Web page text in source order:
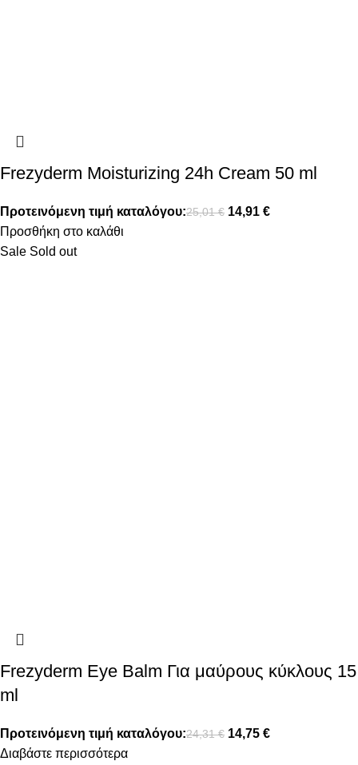
Frezyderm Moisturizing 24h Cream 50 ml
Προτεινόμενη τιμή καταλόγου:25,01€ 14,91 €
Προσθήκη στο καλάθι
Sale Sold out
Frezyderm Eye Balm Για μαύρους κύκλους 15
ml
Προτεινόμενη τιμή καταλόγου:24,31€ 14,75 €
Διαβάστε περισσότερα